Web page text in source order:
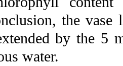
the
by the 5
water.